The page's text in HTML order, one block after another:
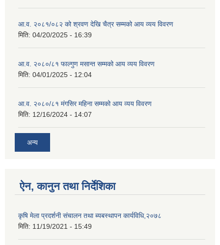
आ.व. २०८१/०८२ को श्रवण देखि चैत्र सम्मको आय व्यय विवरण
मिति: 04/20/2025 - 16:39
आ.व. २०८०/८१ फाल्गुण मसान्त सम्मको आय व्यय विवरण
मिति: 04/01/2025 - 12:04
आ.व. २०८०/८१ मंगसिर महिना सम्मको आय व्यय विवरण
मिति: 12/16/2024 - 14:07
अन्य
ऐन, कानुन तथा निर्देशिका
कृषि मेला प्रदर्शनी संचालन तथा ब्यबस्थापन कार्यविधि,२०७८
मिति: 11/19/2021 - 15:49